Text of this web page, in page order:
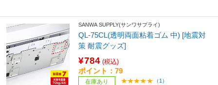
SANWA SUPPLY(サンワサプライ)
QL-75CL(透明両面粘着ゴム 中) [地震対
策 耐震グッズ]
¥784 (税込)
ポイント：79
在庫あり （1）